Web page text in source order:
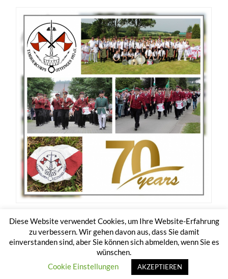
TAMBOURCORPS OTTFINGEN 1953 E.V.
↑
Diese Website verwendet Cookies, um Ihre Website-Erfahrung
zu verbessern. Wir gehen davon aus, dass Sie damit
einverstanden sind, aber Sie können sich abmelden, wenn Sie es
wünschen.
Cookie Einstellungen
AKZEPTIEREN